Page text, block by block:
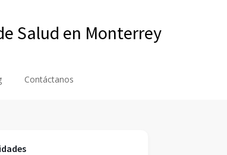
Salud en Monterrey
Contáctanos